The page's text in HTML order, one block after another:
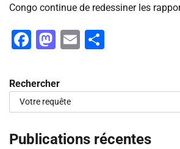
Congo continue de redessiner les
Facebook
Mastodon
Email
Rechercher
Publications récentes